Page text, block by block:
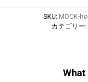
SKU: MOCK-
カテゴリー:
What